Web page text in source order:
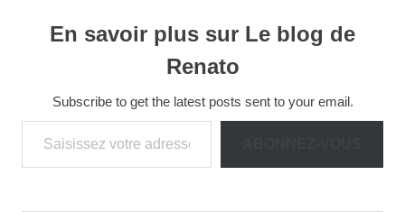
En savoir plus sur Le blog de
Renato
Subscribe to get the latest posts sent to your email.
Saisissez votre adresse e-mail…